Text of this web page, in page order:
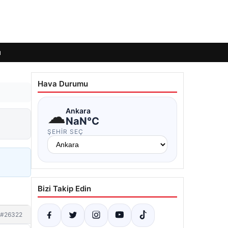
#26322
Hava Durumu
☁Ankara
NaN°C
ŞEHIR SEÇ
Bizi Takip Edin